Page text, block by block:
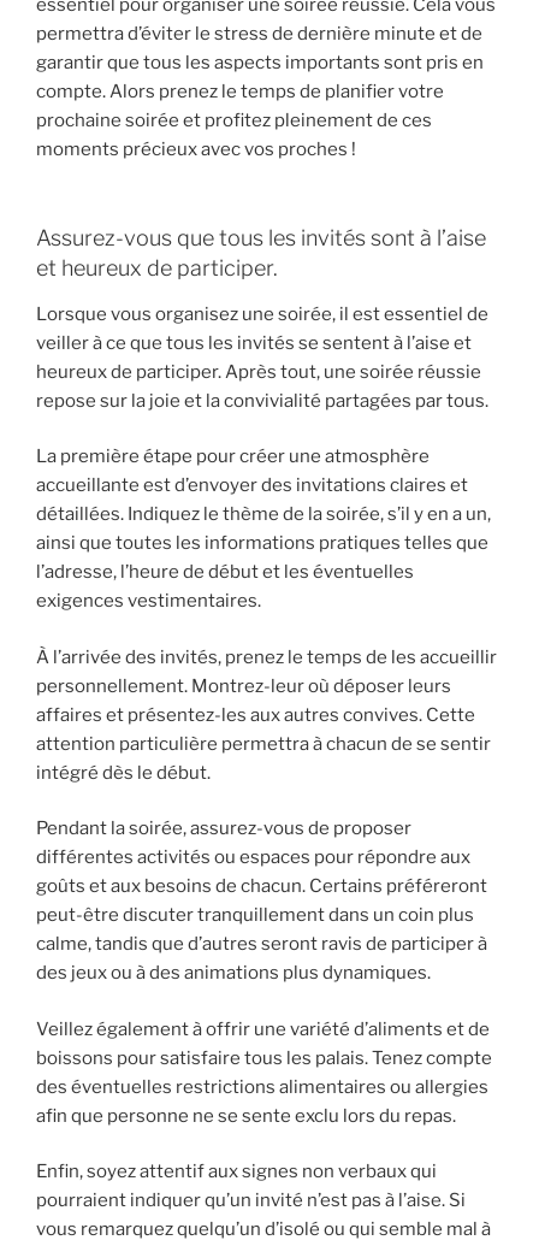
essentiel pour organiser une soirée réussie. Cela vous
permettra d’éviter le stress de dernière minute et de
garantir que tous les aspects importants sont pris en
compte. Alors prenez le temps de planifier votre
prochaine soirée et profitez pleinement de ces
moments précieux avec vos proches !
Assurez-vous que tous les invités sont à l’aise
et heureux de participer.
Lorsque vous organisez une soirée, il est essentiel de
veiller à ce que tous les invités se sentent à l’aise et
heureux de participer. Après tout, une soirée réussie
repose sur la joie et la convivialité partagées par tous.
La première étape pour créer une atmosphère
accueillante est d’envoyer des invitations claires et
détaillées. Indiquez le thème de la soirée, s’il y en a un,
ainsi que toutes les informations pratiques telles que
l’adresse, l’heure de début et les éventuelles
exigences vestimentaires.
À l’arrivée des invités, prenez le temps de les accueillir
personnellement. Montrez-leur où déposer leurs
affaires et présentez-les aux autres convives. Cette
attention particulière permettra à chacun de se sentir
intégré dès le début.
Pendant la soirée, assurez-vous de proposer
différentes activités ou espaces pour répondre aux
goûts et aux besoins de chacun. Certains préféreront
peut-être discuter tranquillement dans un coin plus
calme, tandis que d’autres seront ravis de participer à
des jeux ou à des animations plus dynamiques.
Veillez également à offrir une variété d’aliments et de
boissons pour satisfaire tous les palais. Tenez compte
des éventuelles restrictions alimentaires ou allergies
afin que personne ne se sente exclu lors du repas.
Enfin, soyez attentif aux signes non verbaux qui
pourraient indiquer qu’un invité n’est pas à l’aise. Si
vous remarquez quelqu’un d’isolé ou qui semble mal à